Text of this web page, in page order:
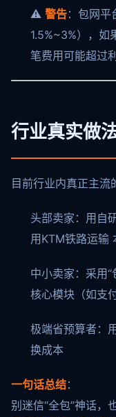
⚠️ 警告：包网平
1.5%~3%），如
笔费用可能超过利
行业真实做
目前行业内真正主流
头部卖家：用自
用KTM铁路运输
中小卖家：采用
核心模块（如支
极端省预算者：
换成本
一句话总结：
别迷信“全包”神话，